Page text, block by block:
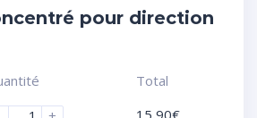
pour direction
Total
15,90€